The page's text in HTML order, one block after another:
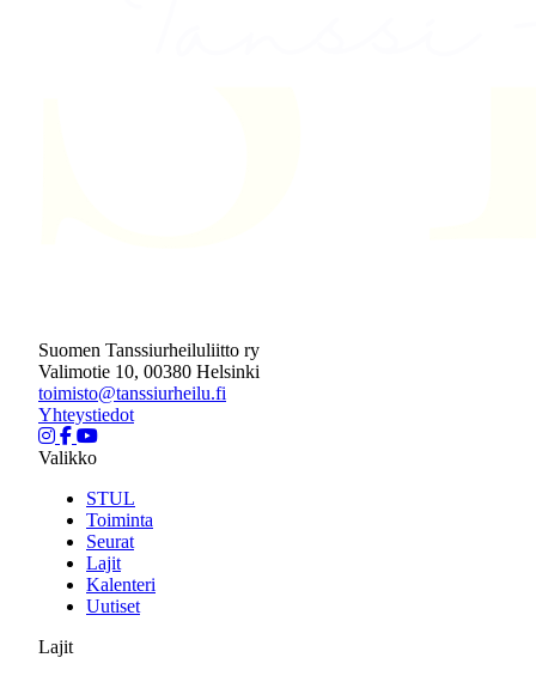
Suomen Tanssiurheiluliitto ry
Valimotie 10, 00380 Helsinki
toimisto@tanssiurheilu.fi
Yhteystiedot
Valikko
STUL
Toiminta
Seurat
Lajit
Kalenteri
Uutiset
Lajit